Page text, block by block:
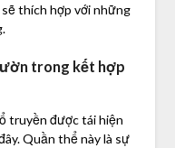
thích hợp với những
trong kết hợp
truyền được tái hiện
Quần thể này là sự